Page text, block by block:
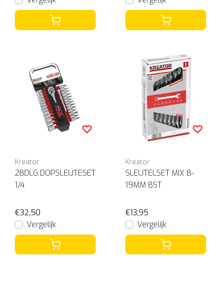
Kreator
28DLG DOPSLEUTESET
1/4
€32,50
Vergelijk
Kreator
SLEUTELSET MIX 8-
19MM 8ST
€13,95
Vergelijk